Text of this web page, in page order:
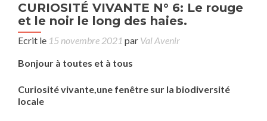
CURIOSITÉ VIVANTE N° 6: Le rouge
et le noir le long des haies.
Ecrit le 15 novembre 2021 par Val Avenir
Bonjour à toutes et à tous
Curiosité vivante,une fenêtre sur la biodiversité
locale